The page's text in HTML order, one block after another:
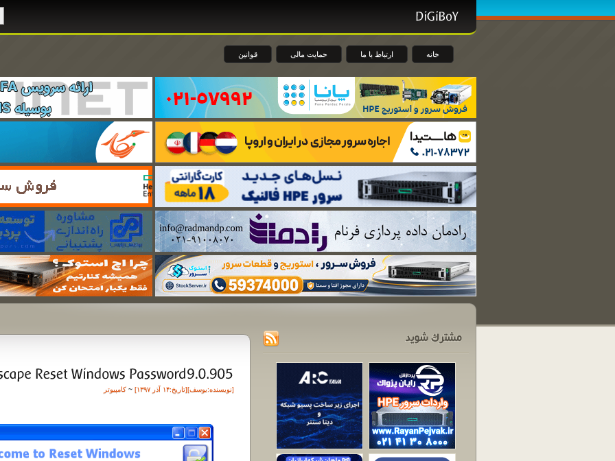
خانه ارتباط با ما حمایت مالی قوانین
[نویسنده:یوسف][تاريخ:۱۴ آذر ۱۳۹۷] ~ کامپیوتر